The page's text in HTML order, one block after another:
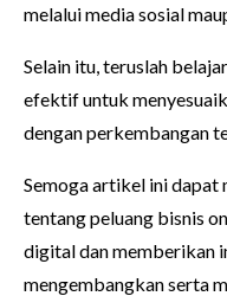
melalui media sosial
Selain itu, teruslah
efektif untuk
dengan perkembangan
Semoga artikel ini dapat
tentang peluang bisnis
digital dan memberikan
mengembangkan serta